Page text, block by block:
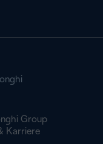
Group
Karriere